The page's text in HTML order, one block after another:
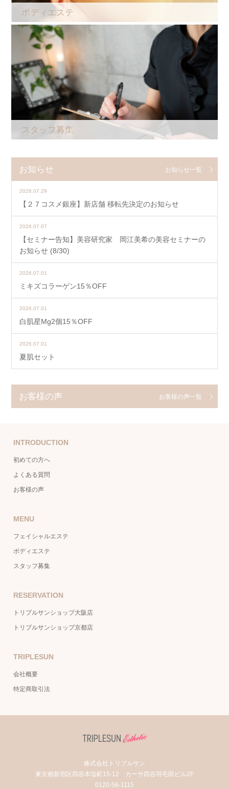
ボディエステ
スタッフ募集
お知らせ お知らせ一覧
2026.07.29
【２７コスメ銀座】新店舗 移転先決定のお知らせ
2026.07.07
【セミナー告知】美容研究家 岡江美希の美容セミナーの
お知らせ (8/30)
2026.07.01
ミキズコラーゲン15％OFF
2026.07.01
白肌星Mg2個15％OFF
2026.07.01
夏肌セット
お客様の声 お客様の声一覧
INTRODUCTION
初めての方へ
よくある質問
お客様の声
MENU
フェイシャルエステ
ボディエステ
スタッフ募集
RESERVATION
トリプルサンショップ大阪店
トリプルサンショップ京都店
TRIPLESUN
会社概要
特定商取引法
株式会社トリプルサン
東京都新宿区四谷本塩町15-12 カーサ四谷羽毛田ビル2F
0120-56-1115